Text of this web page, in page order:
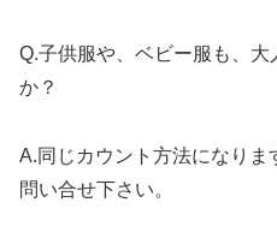
Q.子供服や、ベビー服も、
か？
A.同じカウント方法になり
問い合せ下さい。